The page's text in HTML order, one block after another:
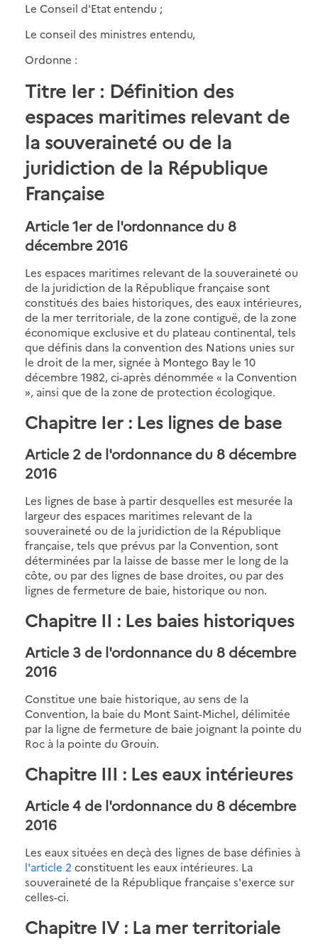
Le Conseil d'Etat entendu ;
Le conseil des ministres entendu,
Ordonne :
Titre Ier : Définition des
espaces maritimes relevant de
la souveraineté ou de la
juridiction de la République
Française
Article 1er de l'ordonnance du 8
décembre 2016
Les espaces maritimes relevant de la souveraineté ou
de la juridiction de la République française sont
constitués des baies historiques, des eaux intérieures,
de la mer territoriale, de la zone contiguë, de la zone
économique exclusive et du plateau continental, tels
que définis dans la convention des Nations unies sur
le droit de la mer, signée à Montego Bay le 10
décembre 1982, ci-après dénommée « la Convention
», ainsi que de la zone de protection écologique.
Chapitre Ier : Les lignes de base
Article 2 de l'ordonnance du 8 décembre
2016
Les lignes de base à partir desquelles est mesurée la
largeur des espaces maritimes relevant de la
souveraineté ou de la juridiction de la République
française, tels que prévus par la Convention, sont
déterminées par la laisse de basse mer le long de la
côte, ou par des lignes de base droites, ou par des
lignes de fermeture de baie, historique ou non.
Chapitre II : Les baies historiques
Article 3 de l'ordonnance du 8 décembre
2016
Constitue une baie historique, au sens de la
Convention, la baie du Mont Saint-Michel, délimitée
par la ligne de fermeture de baie joignant la pointe du
Roc à la pointe du Grouin.
Chapitre III : Les eaux intérieures
Article 4 de l'ordonnance du 8 décembre
2016
Les eaux situées en deçà des lignes de base définies à
l'article 2 constituent les eaux intérieures. La
souveraineté de la République française s'exerce sur
celles-ci.
Chapitre IV : La mer territoriale